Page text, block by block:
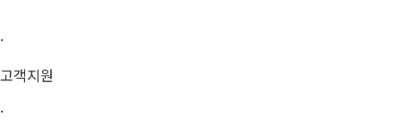
·
고객지원
·